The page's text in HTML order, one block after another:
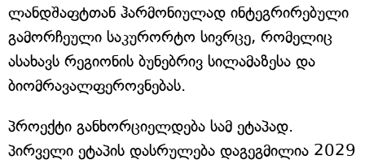
ლანდშაფტთან ჰარმონიულად ინტეგრირებული
გამორჩეული საკურორტო სივრცე, რომელიც
ასახავს რეგიონის ბუნებრივ სილამაზესა და
ბიომრავალფეროვნებას.
პროექტი განხორციელდება სამ ეტაპად.
პირველი ეტაპის დასრულება დაგეგმილია 2029